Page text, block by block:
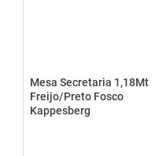
Mesa Secretaria 1,18Mt
Freijo/Preto Fosco
Kappesberg